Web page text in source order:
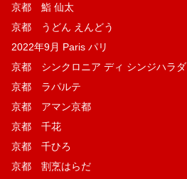
京都 鮨 仙太
京都 うどん えんどう
2022年9月 Paris パリ
京都 シンクロニア ディ シンジハラダ
京都 ラパルテ
京都 アマン京都
京都 千花
京都 千ひろ
京都 割烹はらだ